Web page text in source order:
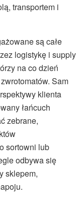
transportem i
są całe
logistykę i supply
na co dzień
Sam
klienta
łańcuch
zebrane,
sortowni lub
odbywa się
sklepem,